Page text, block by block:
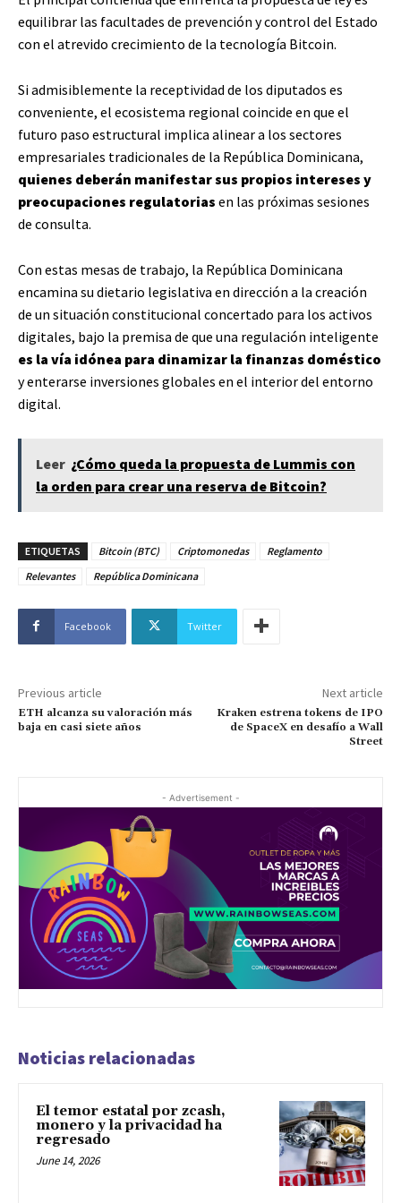
equilibrar las facultades de prevención y control del Estado
con el atrevido crecimiento de la tecnología Bitcoin.
Si admisiblemente la receptividad de los diputados es
conveniente, el ecosistema regional coincide en que el
futuro paso estructural implica alinear a los sectores
empresariales tradicionales de la República Dominicana,
quienes deberán manifestar sus propios intereses y
preocupaciones regulatorias en las próximas sesiones
de consulta.
Con estas mesas de trabajo, la República Dominicana
encamina su dietario legislativa en dirección a la creación
de un situación constitucional concertado para los activos
digitales, bajo la premisa de que una regulación inteligente
es la vía idónea para dinamizar la finanzas doméstico
y enterarse inversiones globales en el interior del entorno
digital.
Leer ¿Cómo queda la propuesta de Lummis con
la orden para crear una reserva de Bitcoin?
ETIQUETAS Bitcoin (BTC) Criptomonedas
Reglamento
Relevantes
República Dominicana
Facebook Twitter
Previous article
ETH alcanza su valoración más
baja en casi siete años
Next article
Kraken estrena tokens de IPO
de SpaceX en desafío a Wall
Street
- Advertisement -
Noticias relacionadas
El temor estatal por zcash,
monero y la privacidad ha
regresado
June 14, 2026